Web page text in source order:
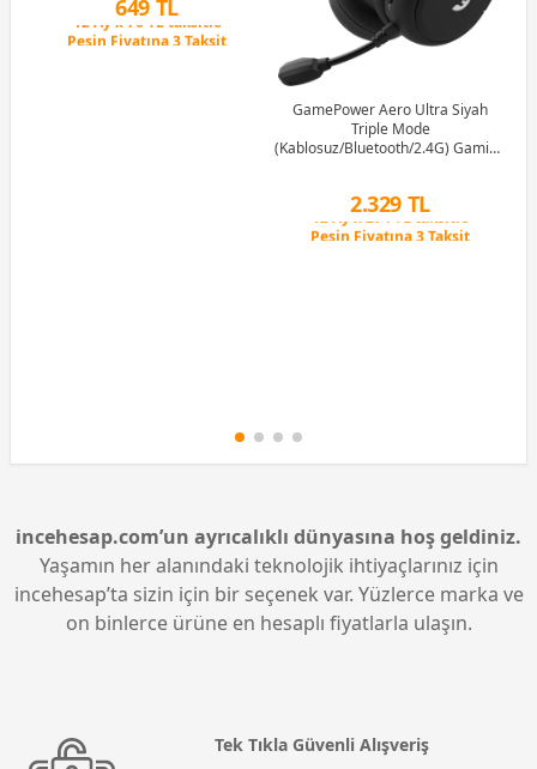
649 TL
Peşin Fiyatına 3 Taksit
GamePower Aero Ultra Siyah
Triple Mode
(Kablosuz/Bluetooth/2.4G) Gaming
2.329 TL
Peşin Fiyatına 3 Taksit
incehesap.com’un ayrıcalıklı dünyasına hoş geldiniz.
Yaşamın her alanındaki teknolojik ihtiyaçlarınız için
incehesap’ta sizin için bir seçenek var. Yüzlerce marka ve
on binlerce ürüne en hesaplı fiyatlarla ulaşın.
Tek Tıkla Güvenli Alışveriş